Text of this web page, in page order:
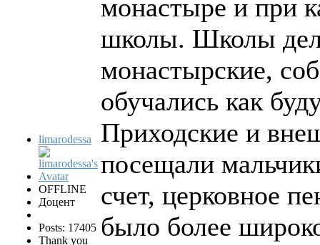
limarodessa
OFFLINE
Доцент
Posts: 17405
Thank you
монастыре и при
школы. Школы
монастырские,
обучались как
Приходские и
посещали
счет, церковное
было более